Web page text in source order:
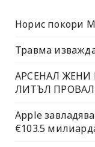
Норис покори
Травма
АРСЕНАЛ
ЛИТЪЛ
Apple
€103.5